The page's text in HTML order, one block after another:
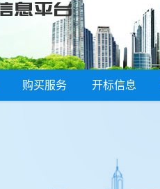
购买服务 开标信息